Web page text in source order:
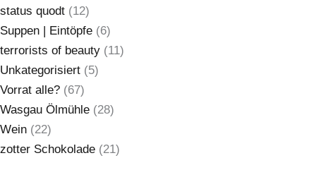
status quodt (12)
Suppen | Eintöpfe (6)
terrorists of beauty (11)
Unkategorisiert (5)
Vorrat alle? (67)
Wasgau Ölmühle (28)
Wein (22)
zotter Schokolade (21)